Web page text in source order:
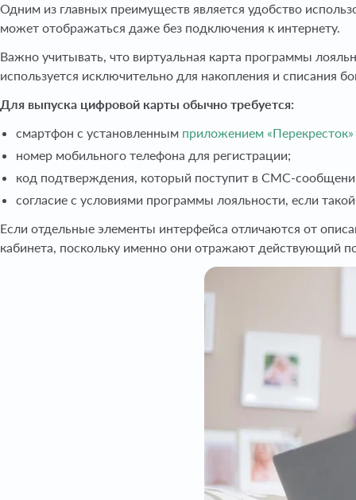
Одним из главных преимуществ является удобство
может отображаться даже без подключения к интернету.
Важно учитывать, что виртуальная карта программы
используется исключительно для накопления и списания
Для выпуска цифровой карты обычно требуется:
смартфон с установленным приложением «Перекресток»
номер мобильного телефона для регистрации;
код подтверждения, который поступит в СМС-
согласие с условиями программы лояльности, если
Если отдельные элементы интерфейса отличаются от
кабинета, поскольку именно они отражают действующий